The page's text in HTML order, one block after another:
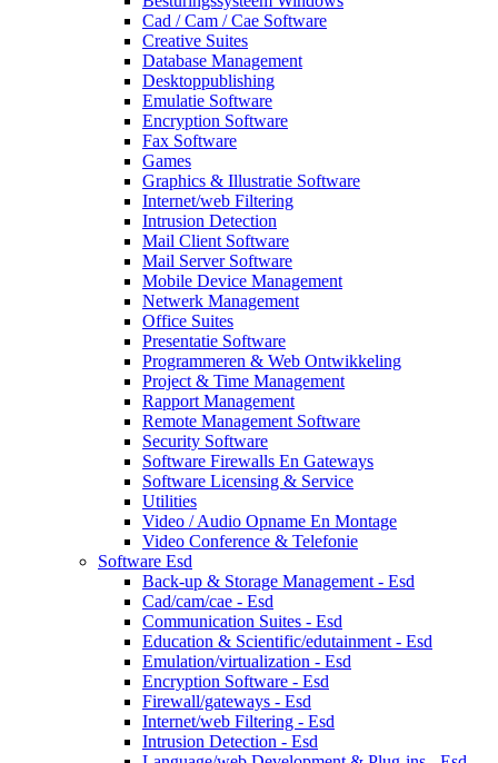
Cad / Cam / Cae Software
Creative Suites
Database Management
Desktoppublishing
Emulatie Software
Encryption Software
Fax Software
Games
Graphics & Illustratie Software
Internet/web Filtering
Intrusion Detection
Mail Client Software
Mail Server Software
Mobile Device Management
Netwerk Management
Office Suites
Presentatie Software
Programmeren & Web Ontwikkeling
Project & Time Management
Rapport Management
Remote Management Software
Security Software
Software Firewalls En Gateways
Software Licensing & Service
Utilities
Video / Audio Opname En Montage
Video Conference & Telefonie
Software Esd
Back-up & Storage Management - Esd
Cad/cam/cae - Esd
Communication Suites - Esd
Education & Scientific/edutainment - Esd
Emulation/virtualization - Esd
Encryption Software - Esd
Firewall/gateways - Esd
Internet/web Filtering - Esd
Intrusion Detection - Esd